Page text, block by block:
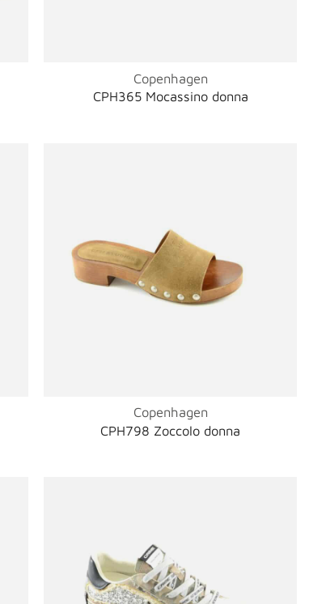
Copenhagen
CPH365 Mocassino donna
Copenhagen
CPH798 Zoccolo donna